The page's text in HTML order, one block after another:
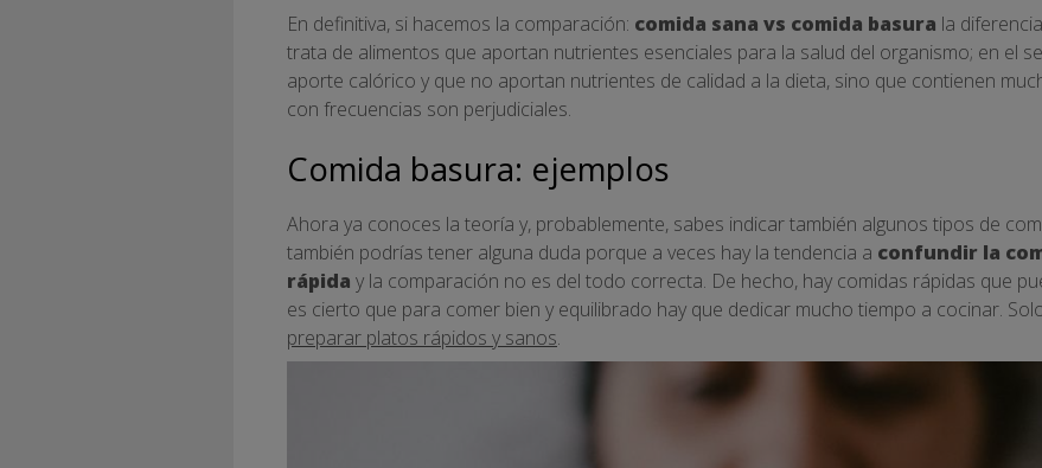
En definitiva, si hacemos la comparación: comida sana vs comida basura la
trata de alimentos que aportan nutrientes esenciales para la salud del organismo; en el
aporte calórico y que no aportan nutrientes de calidad a la dieta, sino que contienen
con frecuencias son perjudiciales.
Comida basura: ejemplos
Ahora ya conoces la teoría y, probablemente, sabes indicar también algunos tipos de
también podrías tener alguna duda porque a veces hay la tendencia a confundir la
rápida y la comparación no es del todo correcta. De hecho, hay comidas rápidas que
es cierto que para comer bien y equilibrado hay que dedicar mucho tiempo a cocinar.
preparar platos rápidos y sanos.